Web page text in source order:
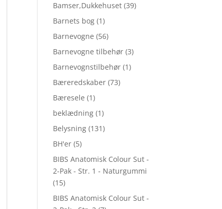
Bamser,Dukkehuset (39)
Barnets bog (1)
Barnevogne (56)
Barnevogne tilbehør (3)
Barnevognstilbehør (1)
Bæreredskaber (73)
Bæresele (1)
beklædning (1)
Belysning (131)
BH'er (5)
BIBS Anatomisk Colour Sut -
2-Pak - Str. 1 - Naturgummi
(15)
BIBS Anatomisk Colour Sut -